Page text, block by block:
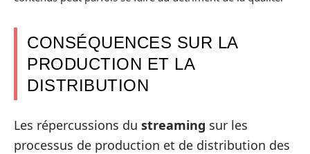
CONSÉQUENCES SUR LA
PRODUCTION ET LA
DISTRIBUTION
Les répercussions du streaming sur les
processus de production et de distribution des